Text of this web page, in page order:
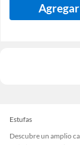
Agregar
Estufas
Descubre un amplio